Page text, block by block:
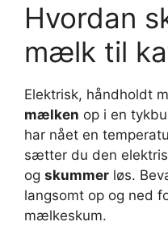
Hvordan
mælk til
Elektrisk, håndholdt
mælken op i en
har nået en
sætter du den
og skummer løs.
langsomt op og ned
mælkeskum.